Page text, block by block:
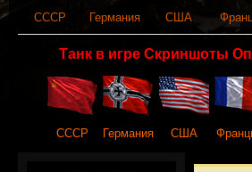
СССР Германия США
Танк в игре Скриншоты
СССР Германия США